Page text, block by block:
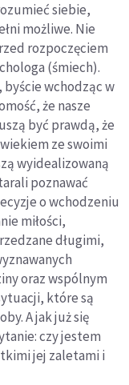
siebie,
możliwe. Nie
rozpoczęciem
(śmiech).
byście wchodząc w
że nasze
być prawdą, że
ze swoimi
wyidealizowaną
poznawać
o wchodzeniu
miłości,
długimi,
oraz wspólnym
które są
A jak już się
czy jestem
jej zaletami i